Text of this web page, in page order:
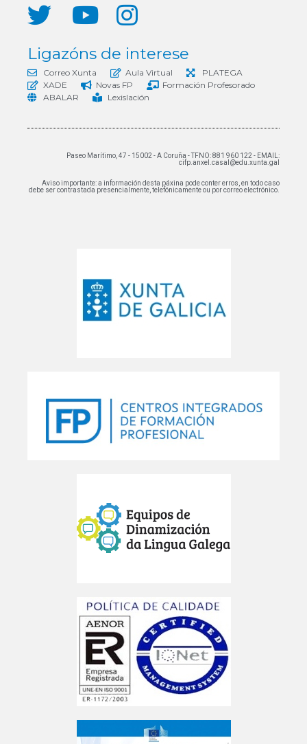
Ligazóns de interese
Correo Xunta Aula Virtual
PLATEGA
XADE
Novas FP
Formación Profesorado
ABALAR
Lexislación
Paseo Marítimo, 47 - 15002 - A Coruña - TFNO: 881 960 122 - EMAIL:
cifp.anxel.casal@edu.xunta.gal
Aviso importante: a información desta páxina pode conter erros, en todo caso
debe ser contrastada presencialmente, telefónicamente ou por correo electrónico.